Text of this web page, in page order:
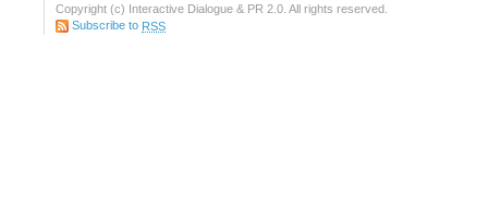
Copyright (c) Interactive Dialogue & PR 2.0. All rights reserved.
Subscribe to RSS